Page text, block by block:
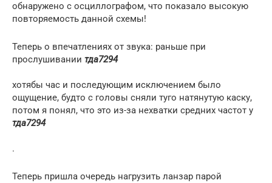
обнаружено с осциллографом, что показало высокую
повторяемость данной схемы!
Теперь о впечатлениях от звука: раньше при
прослушивании тда7294
хотябы час и последующим исключением было
ощущение, будто с головы сняли туго натянутую каску,
потом я понял, что это из-за нехватки средних частот у
тда7294
.
Теперь пришла очередь нагрузить ланзар парой